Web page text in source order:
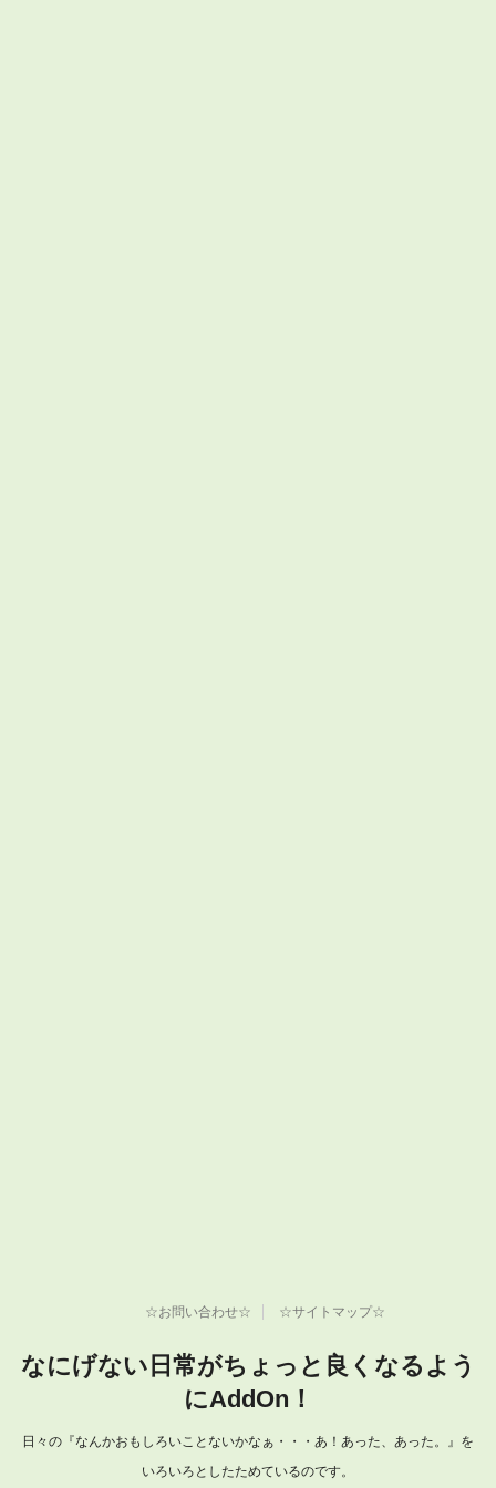
☆お問い合わせ☆ ☆サイトマップ☆
なにげない日常がちょっと良くなるよう
にAddOn！
日々の『なんかおもしろいことないかなぁ・・・あ！あった、あった。』を
いろいろとしたためているのです。